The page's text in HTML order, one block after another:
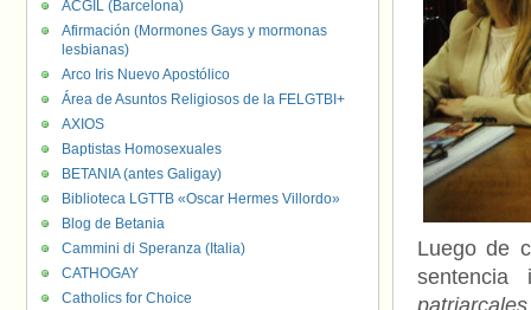
Luego de
sentencia
ACGIL (Barcelona)
Afirmación (Mormones Gays y mormonas
lesbianas)
Arco Iris Nuevo Apostólico
Área de Asuntos Religiosos de la FELGTBI+
AXIOS
Baptistas Homosexuales
BETANIA (antes Galigay)
Biblioteca LGTTB «Oscar Hermes Villordo»
Blog de Betania
Cammini di Speranza (Italia)
CATHOGAY
Catholics for Choice